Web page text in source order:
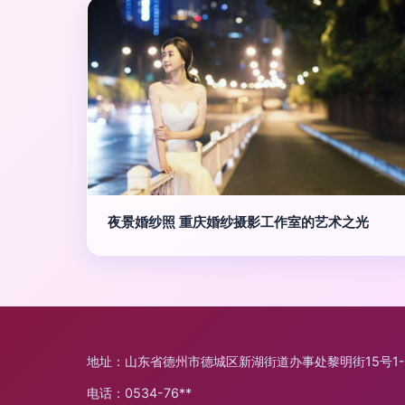
夜景婚纱照 重庆婚纱摄影工作室的艺术之光
地址：山东省德州市德城区新湖街道办事处黎明街15号
电话：0534-76**